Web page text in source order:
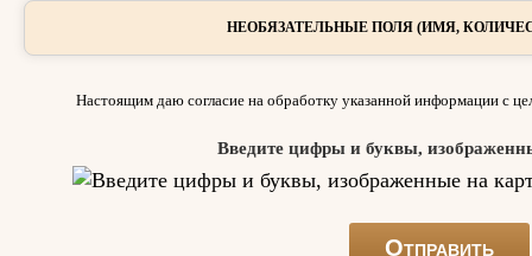
НЕОБЯЗАТЕЛЬНЫЕ ПОЛЯ (ИМЯ,
Настоящим даю согласие на обработку указанной информации с
Введите цифры и буквы,